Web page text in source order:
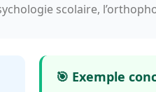
scolaire,
🎯 Exemple